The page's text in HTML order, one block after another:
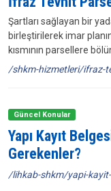
Şartları sağlayan bir
birleştirilerek imar
kısmının parsellere
/shkm-hizmetleri/ifraz-
Güncel Konular
Yapı Kayıt
Gerekenler?
/lihkab-shkm/yapi-